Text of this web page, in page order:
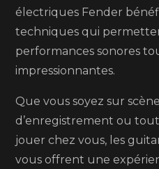
électriques Fender
techniques qui
performances sonores
impressionnantes.
Que vous soyez sur
d’enregistrement ou
jouer chez vous, les
vous offrent une